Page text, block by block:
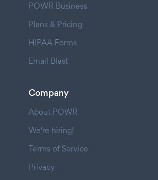
POWR Business
Plans & Pricing
HIPAA Forms
Email Blast
Company
About POWR
We're hiring!
Terms of Service
Privacy